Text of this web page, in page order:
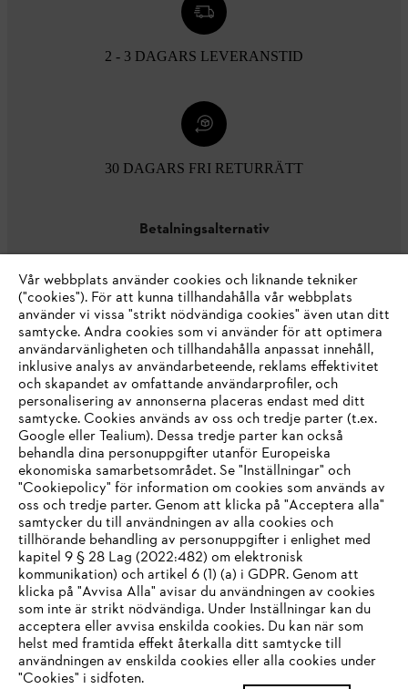
2 - 3 DAGARS LEVERANSTID
30 DAGARS FRI RETURRÄTT
Betalningsalternativ
Företaget
STIHL FAQ
Service
Allmänna villkor och bestämmelser
Integritetspolicy
IHR BROWSER WIRD NICHT
UNTERSTÜTZT
Sie nutzen einen Browser, den wir noch nicht unterstützen. Für
eine optimale Nutzung unserer Seite empfehlen wir Ihnen, zu
einem der folgenden Browser zu wechseln:
Vår webbplats använder cookies och liknande tekniker
("cookies"). För att kunna tillhandahålla vår webbplats
använder vi vissa "strikt nödvändiga cookies" även utan ditt
samtycke. Andra cookies som vi använder för att optimera
användarvänligheten och tillhandahålla anpassat innehåll,
inklusive analys av användarbeteende, reklams effektivitet
och skapandet av omfattande användarprofiler, och
personalisering av annonserna placeras endast med ditt
samtycke. Cookies används av oss och tredje parter (t.ex.
Google eller Tealium). Dessa tredje parter kan också
behandla dina personuppgifter utanför Europeiska
ekonomiska samarbetsområdet. Se "Inställningar" och
"Cookiepolicy" för information om cookies som används av
oss och tredje parter. Genom att klicka på "Acceptera alla"
samtycker du till användningen av alla cookies och
tillhörande behandling av personuppgifter i enlighet med
kapitel 9 § 28 Lag (2022:482) om elektronisk
kommunikation) och artikel 6 (1) (a) i GDPR. Genom att
klicka på "Avvisa Alla" avisar du användningen av cookies
som inte är strikt nödvändiga. Under Inställningar kan du
acceptera eller avvisa enskilda cookies. Du kan när som
helst med framtida effekt återkalla ditt samtycke till
användningen av enskilda cookies eller alla cookies under
"Cookies" i sidfoten.